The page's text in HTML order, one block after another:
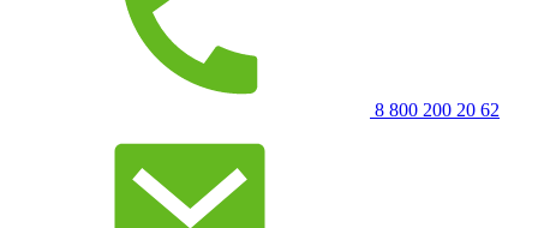
8 800 200 20 62